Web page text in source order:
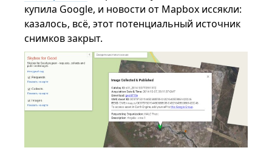
купила Google, и новости от Mapbox иссякли:
казалось, всё, этот потенциальный источник
снимков закрыт.